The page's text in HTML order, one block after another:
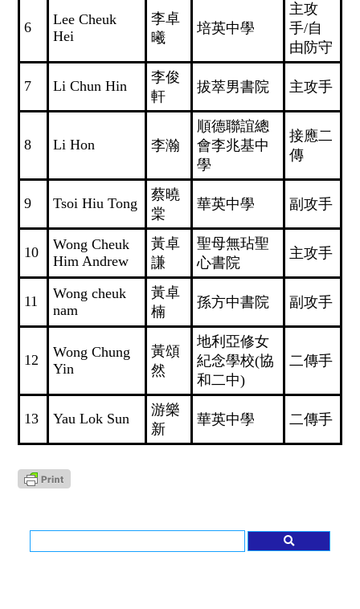
6
Lee Cheuk
Hei
李卓
曦
培英中學
主攻
手/自
由防守
7 Li Chun Hin
李俊
軒
拔萃男書院 主攻手
8 Li Hon 李瀚
順德聯誼總
會李兆基中
學
接應二
傳
9 Tsoi Hiu Tong
蔡曉
棠
華英中學 副攻手
10
Wong Cheuk
Him Andrew
黃卓
謙
聖母無玷聖
心書院
主攻手
11
Wong cheuk
nam
黃卓
楠
孫方中書院 副攻手
12
Wong Chung
Yin
黃頌
然
地利亞修女
紀念學校(協
和二中)
二傳手
13 Yau Lok Sun
游樂
新
華英中學 二傳手